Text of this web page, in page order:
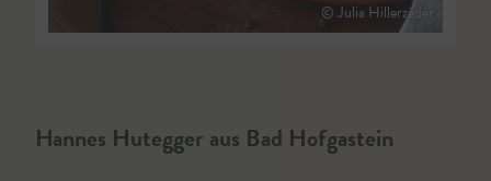
© Julia Hillerzeder
Hannes Hutegger aus Bad Hofgastein